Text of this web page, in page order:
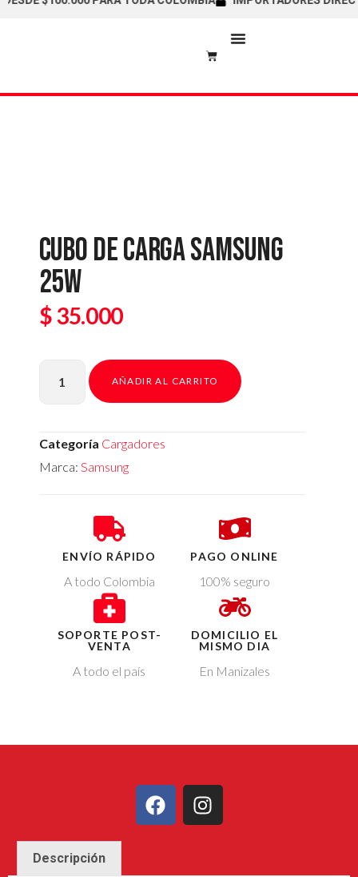
CUBO DE CARGA SAMSUNG
25W
$35.000
AÑADIR AL CARRITO
Categoría Cargadores
Marca: Samsung
ENVÍO RÁPIDO
A todo Colombia
SOPORTE POST-
VENTA
A todo el país
PAGO ONLINE
100% seguro
DOMICILIO EL
MISMO DIA
En Manizales
Descripción